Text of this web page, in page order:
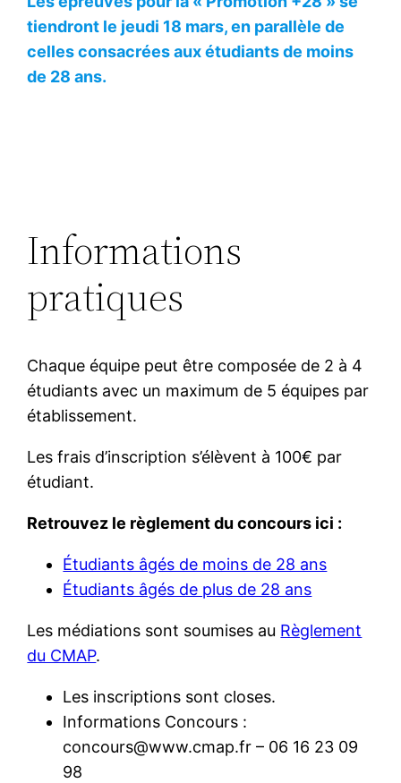
tiendront le jeudi 18 mars, en parallèle de
celles consacrées aux étudiants de moins
de 28 ans.
Informations
pratiques
Chaque équipe peut être composée de 2 à 4
étudiants avec un maximum de 5 équipes par
établissement.
Les frais d’inscription s’élèvent à 100€ par
étudiant.
Retrouvez le règlement du concours ici :
Étudiants âgés de moins de 28 ans
Étudiants âgés de plus de 28 ans
Les médiations sont soumises au Règlement
du CMAP.
Les inscriptions sont closes.
Informations Concours :
concours@www.cmap.fr – 06 16 23 09
98